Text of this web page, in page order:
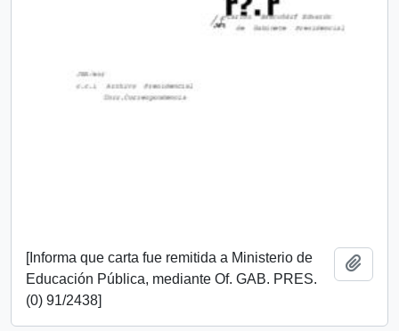
[Informa que carta fue remitida a Ministerio de
Educación Pública, mediante Of. GAB. PRES.
(0) 91/2438]